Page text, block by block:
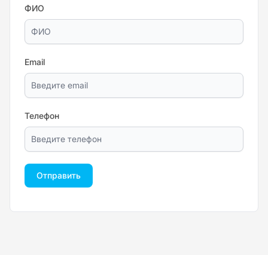
ФИО
Email
Телефон
Отправить